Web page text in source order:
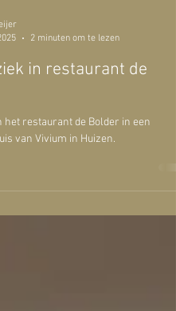
in restaurant de